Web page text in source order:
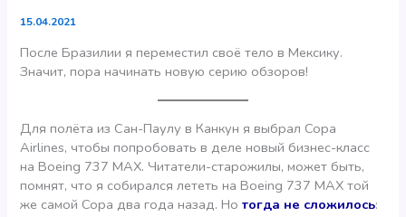
15.04.2021
После Бразилии я переместил своё тело в Мексику.
Значит, пора начинать новую серию обзоров!
Для полёта из Сан-Паулу в Канкун я выбрал Copa
Airlines, чтобы попробовать в деле новый бизнес-класс
на Boeing 737 MAX. Читатели-старожилы, может быть,
помнят, что я собирался лететь на Boeing 737 MAX той
же самой Copa два года назад. Нотогда не сложилось: